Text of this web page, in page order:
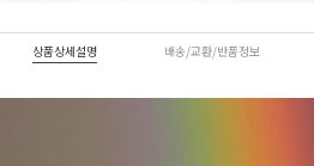
상품상세설명 배송/교환/반품정보